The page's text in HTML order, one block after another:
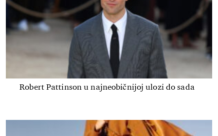
Robert Pattinson u najneobičnijoj ulozi do sada